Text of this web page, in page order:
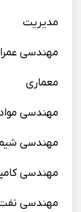
مدیریت
مهندسی
معماری
مهندسی مواد
مهندسی
مهندسی
مهندسی